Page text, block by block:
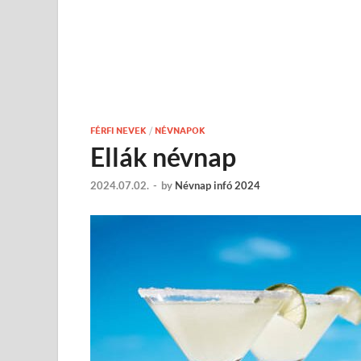
FÉRFI NEVEK / NÉVNAPOK
Ellák névnap
2024.07.02. - by Névnap infó 2024